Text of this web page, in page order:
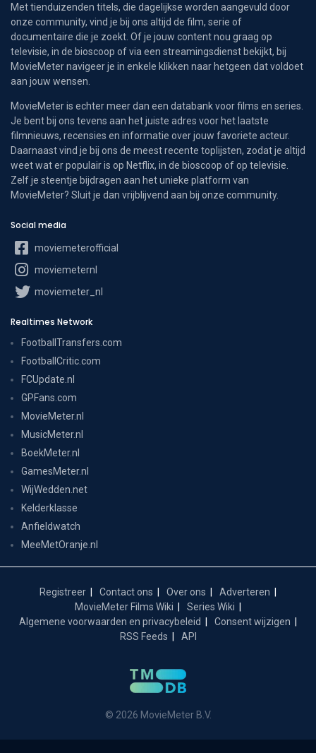
Met tienduizenden titels, die dagelijkse worden aangevuld door
onze community, vind je bij ons altijd de film, serie of
documentaire die je zoekt. Of je jouw content nou graag op
televisie, in de bioscoop of via een streamingsdienst bekijkt, bij
MovieMeter navigeer je in enkele klikken naar hetgeen dat voldoet
aan jouw wensen.
MovieMeter is echter meer dan een databank voor films en series.
Je bent bij ons tevens aan het juiste adres voor het laatste
filmnieuws, recensies en informatie over jouw favoriete acteur.
Daarnaast vind je bij ons de meest recente toplijsten, zodat je altijd
weet wat er populair is op Netflix, in de bioscoop of op televisie.
Zelf je steentje bijdragen aan het unieke platform van
MovieMeter? Sluit je dan vrijblijvend aan bij onze community.
Social media
moviemeterofficial
moviemeternl
moviemeter_nl
Realtimes Network
FootballTransfers.com
FootballCritic.com
FCUpdate.nl
GPFans.com
MovieMeter.nl
MusicMeter.nl
BoekMeter.nl
GamesMeter.nl
WijWedden.net
Kelderklasse
Anfieldwatch
MeeMetOranje.nl
Registreer Contact ons Over ons
Adverteren
MovieMeter Films Wiki
Series Wiki
Algemene voorwaarden en privacybeleid
Consent wijzigen
RSS Feeds
API
© 2026 MovieMeter B.V.